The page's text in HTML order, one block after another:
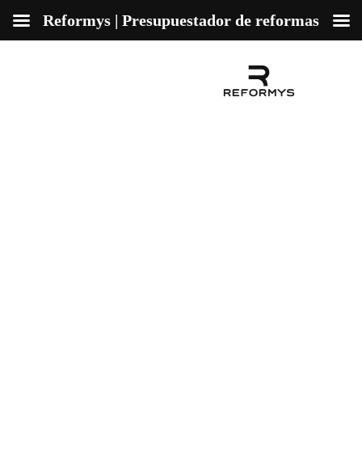
Reformys | Presupuestador de reformas